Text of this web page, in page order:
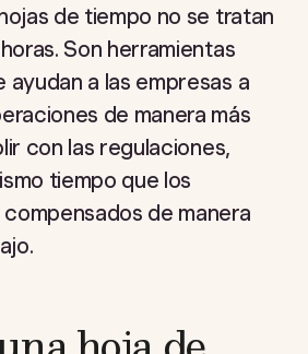
de tiempo no se tratan
Son herramientas
a las empresas a
de manera más
con las regulaciones,
tiempo que los
de manera